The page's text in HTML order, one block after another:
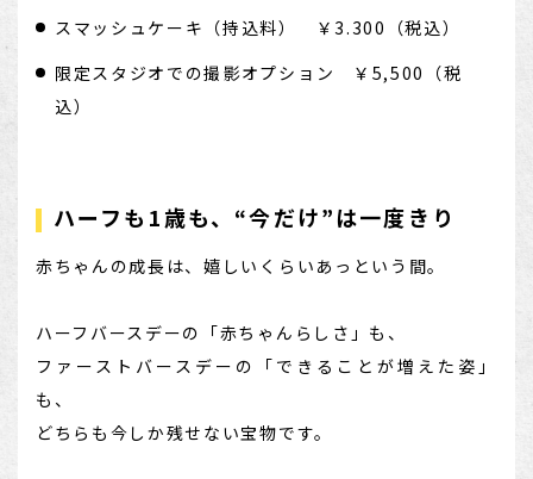
スマッシュケーキ（持込料） ￥3.300（税込）
限定スタジオでの撮影オプション ￥5,500（税
込）
ハーフも1歳も、“今だけ”は一度きり
赤ちゃんの成長は、嬉しいくらいあっという間。
ハーフバースデーの「赤ちゃんらしさ」も、
ファーストバースデーの「できることが増えた姿」
も、
どちらも今しか残せない宝物です。